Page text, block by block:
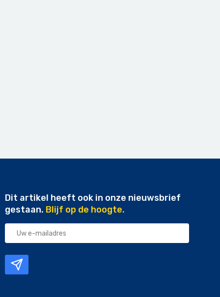
Dit artikel heeft ook in onze nieuwsbrief
gestaan. Blijf op de hoogte.
Uw